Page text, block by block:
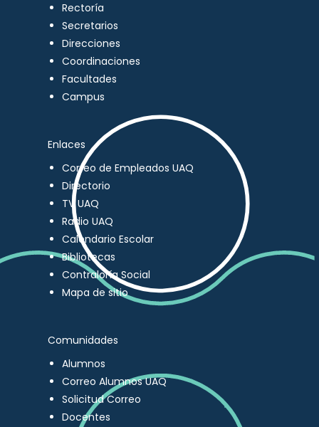
Rectoría
Secretarios
Direcciones
Coordinaciones
Facultades
Campus
Enlaces
Correo de Empleados UAQ
Directorio
TV UAQ
Radio UAQ
Calendario Escolar
Bibliotecas
Contraloría Social
Mapa de sitio
Comunidades
Alumnos
Correo Alumnos UAQ
Solicitud Correo
Docentes